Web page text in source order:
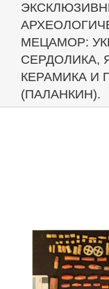
МЕЦАМОР:
СЕРДОЛИКА,
КЕРАМИКА И
(ПАЛАНКИН).